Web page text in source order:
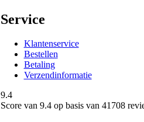
Service
Klantenservice
Bestellen
Betaling
Verzendinformatie
9.4
Score van 9.4op basis van 41708